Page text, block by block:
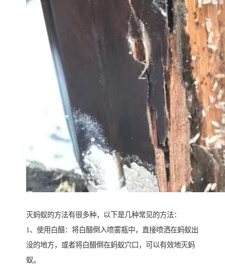
灭蚂蚁的方法有很多种，以下是几种常见的方法：
1、使用白醋：将白醋倒入喷雾瓶中，直接喷洒在蚂蚁出
没的地方，或者将白醋倒在蚂蚁穴口，可以有效地灭蚂
蚁。